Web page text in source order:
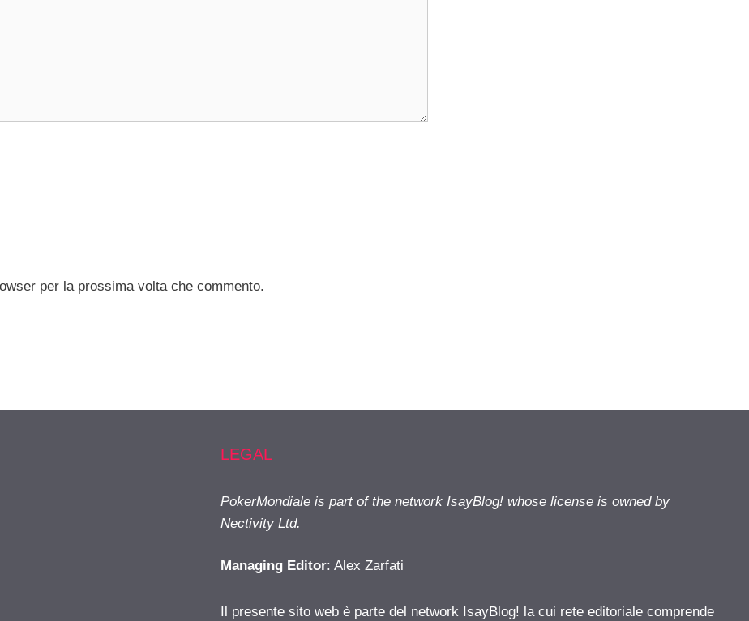
per la prossima volta che commento.
LEGAL
PokerMondiale is part of the network IsayBlog! whose license is owned by
Nectivity Ltd.
Managing Editor: Alex Zarfati
Il presente sito web è parte del network IsayBlog! la cui rete editoriale comprende